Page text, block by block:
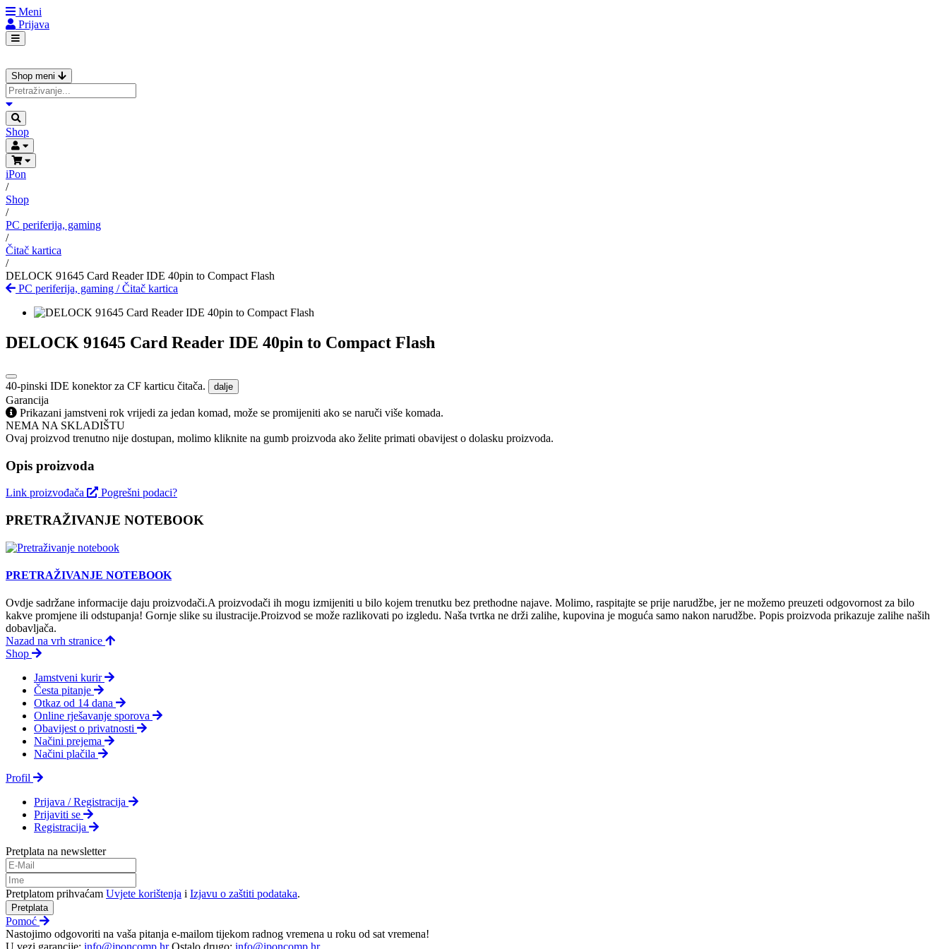
Meni
Prijava
Shop meni
Shop
iPon
/
Shop
/
PC periferija, gaming
/
Čitač kartica
/
DELOCK 91645 Card Reader IDE 40pin to Compact Flash
PC periferija, gaming /Čitač kartica
DELOCK 91645 Card Reader IDE 40pin to Compact Flash
40-pinski IDE konektor za CF karticu čitača. dalje
Garancija
Prikazani jamstveni rok vrijedi za jedan komad, može se promijeniti ako se naruči više komada.
NEMA NA SKLADIŠTU
Ovaj proizvod trenutno nije dostupan, molimo kliknite na gumb proizvoda ako želite primati obavijest o dolasku proizvoda.
Opis proizvoda
Link proizvođača Pogrešni podaci?
PRETRAŽIVANJE NOTEBOOK
PRETRAŽIVANJE NOTEBOOK
Ovdje sadržane informacije daju proizvodači.A proizvodači ih mogu izmijeniti u bilo kojem trenutku bez prethodne najave. Molimo, raspitajte se prije narudžbe, jer ne možemo preuzeti odgovornost za bilo
kakve promjene ili odstupanja! Gornje slike su ilustracije.Proizvod se može razlikovati po izgledu. Naša tvrtka ne drži zalihe, kupovina je moguća samo nakon narudžbe. Popis proizvoda prikazuje zalihe naših
dobavljača.
Nazad na vrh stranice
Shop
Jamstveni kurir
Česta pitanje
Otkaz od 14 dana
Online rješavanje sporova
Obavijest o privatnosti
Načini prejema
Načini plačila
Profil
Prijava / Registracija
Prijaviti se
Registracija
Pretplata na newsletter
Pretplatom prihvaćam Uvjete korištenja i Izjavu o zaštiti podataka.
Pretplata
Pomoć
Nastojimo odgovoriti na vaša pitanja e-mailom tijekom radnog vremena u roku od sat vremena!